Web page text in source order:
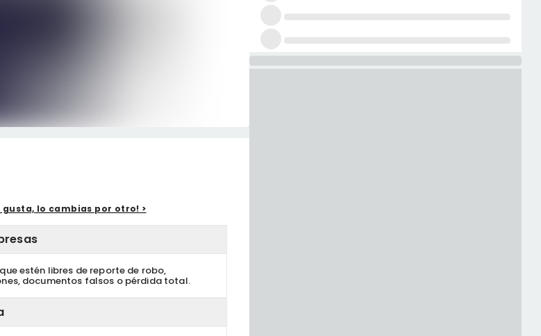
gusta, lo cambias por otro! >
estén libres de reporte de robo,
documentos falsos o pérdida total.